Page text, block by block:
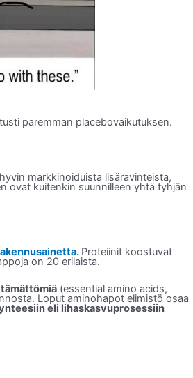
paremman placebovaikutuksen.
markkinoiduista lisäravinteista,
ovat kuitenkin suunnilleen yhtä tyhjän
Proteiinit koostuvat
on 20 erilaista.
(essential amino acids,
Loput aminohapot elimistö osaa
eli lihaskasvuprosessiin